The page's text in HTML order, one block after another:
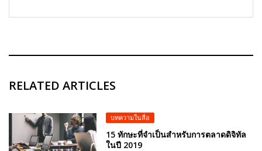
RELATED ARTICLES
บทความในสื่อ
15 ทักษะที่จำเป็นสำหรับการตลาดดิจิทัล
ในปี 2019